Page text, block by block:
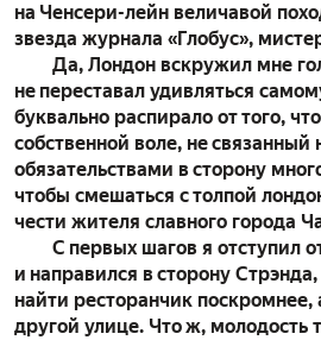
на Ченсери-лейн величавой
звезда журнала «Глобус»,
Да, Лондон вскружил мне
не переставал удивляться
буквально распирало от того,
собственной воле, не связанный
обязательствами в сторону
чтобы смешаться с толпой
чести жителя славного города
С первых шагов я отступил
и направился в сторону
найти ресторанчик поскромнее,
другой улице. Что ж, молодость